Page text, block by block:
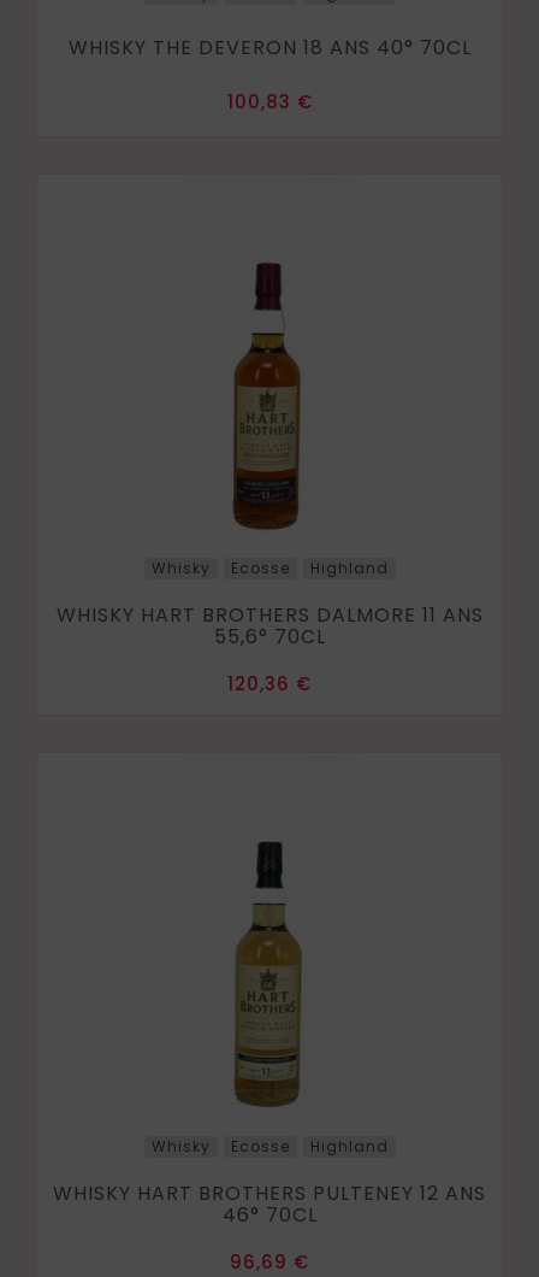
WHISKY THE DEVERON 18 ANS 40° 70CL
Prix
100,83 €
Whisky Ecosse Highland
WHISKY HART BROTHERS DALMORE 11 ANS
55,6° 70CL
Prix
120,36 €
Whisky Ecosse Highland
WHISKY HART BROTHERS PULTENEY 12 ANS
46° 70CL
Prix
96,69 €